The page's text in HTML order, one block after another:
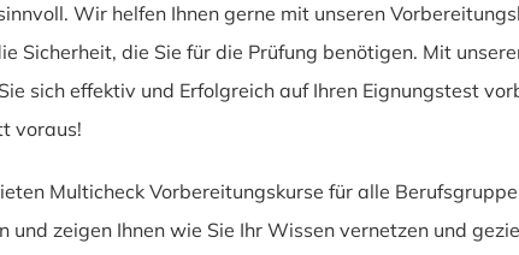
Wir helfen Ihnen gerne mit unseren
Sicherheit, die Sie für die Prüfung benötigen. Mit
sich effektiv und Erfolgreich auf Ihren Eignungstest
voraus!
Multicheck Vorbereitungskurse für alle
und zeigen Ihnen wie Sie Ihr Wissen vernetzen und